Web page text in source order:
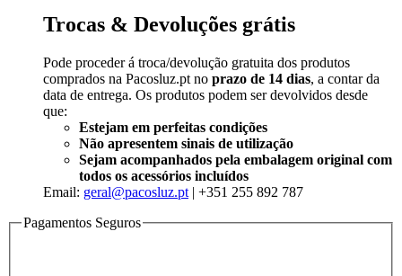
Trocas & Devoluções grátis
Pode proceder á troca/devolução gratuita dos produtos
comprados na Pacosluz.pt no prazo de 14 dias, a contar da
data de entrega. Os produtos podem ser devolvidos desde
que:
Estejam em perfeitas condições
Não apresentem sinais de utilização
Sejam acompanhados pela embalagem original com
todos os acessórios incluídos
Email: geral@pacosluz.pt | +351 255 892 787
Pagamentos Seguros